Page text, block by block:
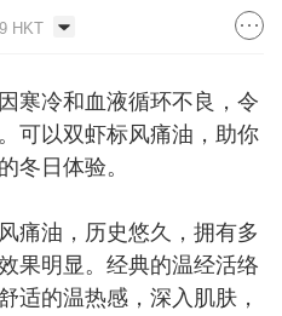
HKT
冷和血液循环不良，令
可以双虾标风痛油，助你
冬日体验。
油，历史悠久，拥有多
果明显。经典的温经活络
适的温热感，深入肌肤，